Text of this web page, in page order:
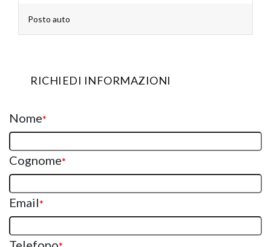
Posto auto
RICHIEDI INFORMAZIONI
Nome*
Cognome*
Email*